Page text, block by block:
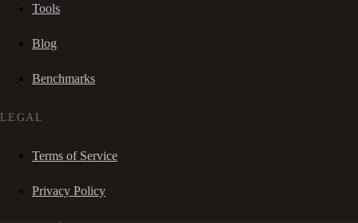
Tools
Blog
Benchmarks
LEGAL
Terms of Service
Privacy Policy